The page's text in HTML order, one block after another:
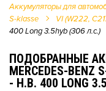
Аккумуляторы для
S-klasse
VI (W222,
400 Long 3.5hyb (306 л.с.)
ПОДОБРАННЫЕ
MERCEDES-BENZ
- Н.В. 400 LONG